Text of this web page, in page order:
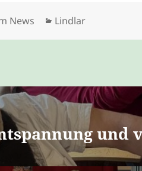
News Kategorien
Lindlar
und